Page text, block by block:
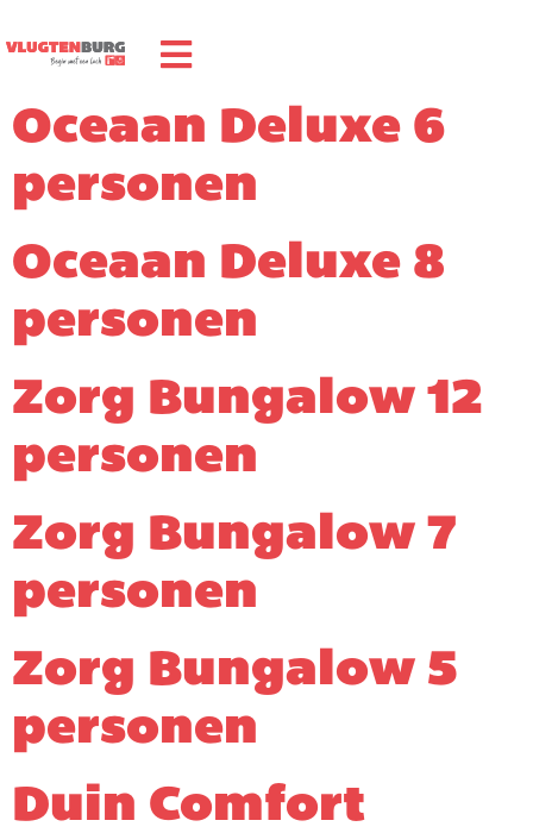
Oceaan Deluxe 6
personen
Oceaan Deluxe 8
personen
Zorg Bungalow 12
personen
Zorg Bungalow 7
personen
Zorg Bungalow 5
personen
Duin Comfort